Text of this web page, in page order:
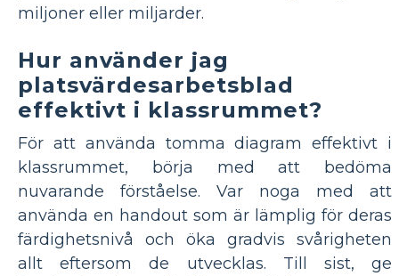
miljoner eller miljarder.
Hur använder jag
platsvärdesarbetsblad
effektivt i klassrummet?
För att använda tomma diagram effektivt i
klassrummet, börja med att bedöma
nuvarande förståelse. Var noga med att
använda en handout som är lämplig för deras
färdighetsnivå och öka gradvis svårigheten
allt eftersom de utvecklas. Till sist, ge